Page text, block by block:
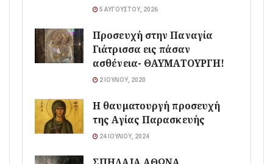
5 ΑΥΓΟΎΣΤΟΥ, 2026
Προσευχή στην Παναγία
Γιάτρισσα εις πάσαν
ασθένεια- ΘΑΥΜΑΤΟΥΡΓΗ!
2 ΙΟΥΛΊΟΥ, 2020
Η θαυματουργή προσευχή
της Αγίας Παρασκευής
24 ΙΟΥΛΊΟΥ, 2024